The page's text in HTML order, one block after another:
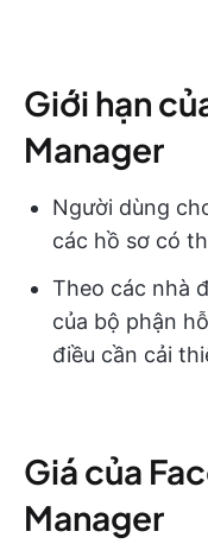
Giới hạn
Manager
Người dùng
các hồ sơ có
Theo các nhà
của bộ phận
điều cần cải
Giá của
Manager